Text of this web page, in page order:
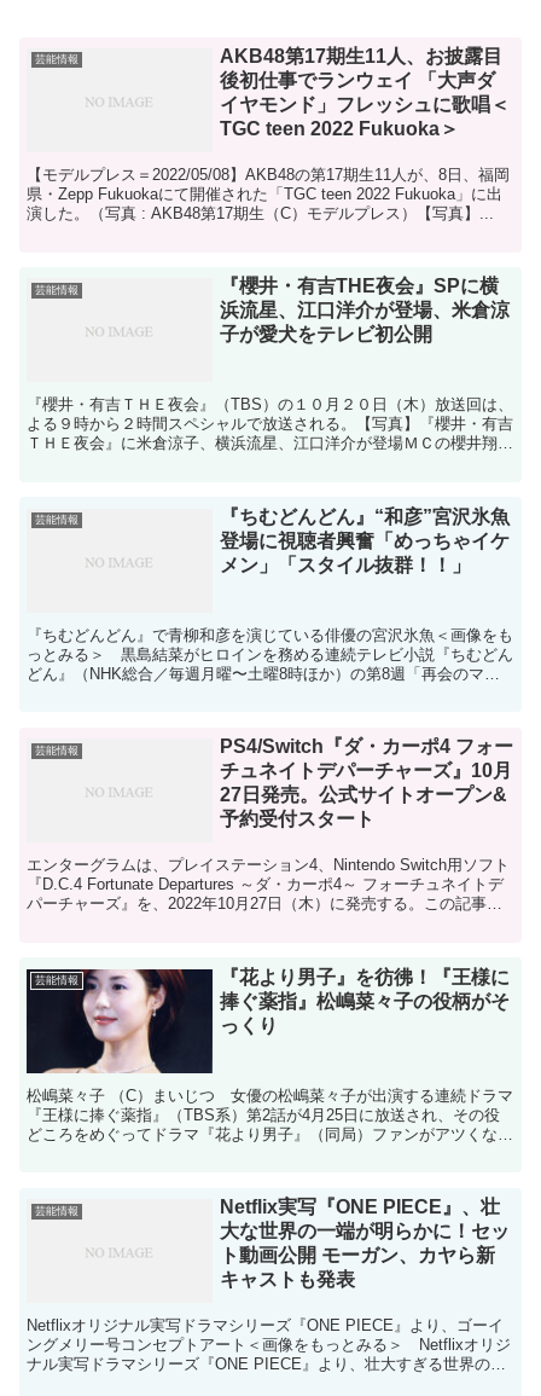
芸能情報
AKB48第17期生11人、お披露目
後初仕事でランウェイ 「大声ダ
イヤモンド」フレッシュに歌唱＜
TGC teen 2022 Fukuoka＞
【モデルプレス＝2022/05/08】AKB48の第17期生11人が、8日、福岡
県・Zepp Fukuokaにて開催された「TGC teen 2022 Fukuoka」に出
演した。（写真 : AKB48第17期生（C）モデルプレス）【写真】...
芸能情報
『櫻井・有吉THE夜会』SPに横
浜流星、江口洋介が登場、米倉涼
子が愛犬をテレビ初公開
『櫻井・有吉ＴＨＥ夜会』（TBS）の１０月２０日（木）放送回は、
よる９時から２時間スペシャルで放送される。【写真】『櫻井・有吉
ＴＨＥ夜会』に米倉涼子、横浜流星、江口洋介が登場ＭＣの櫻井翔と
芸能情報
『ちむどんどん』“和彦”宮沢氷魚
登場に視聴者興奮「めっちゃイケ
メン」「スタイル抜群！！」
『ちむどんどん』で青柳和彦を演じている俳優の宮沢氷魚＜画像をも
っとみる＞ 黒島結菜がヒロインを務める連続テレビ小説『ちむどん
どん』（NHK総合／毎週月曜〜土曜8時ほか）の第8週「再会のマル
芸能情報
PS4/Switch『ダ・カーポ4 フォー
チュネイトデパーチャーズ』10月
27日発売。公式サイトオープン&
予約受付スタート
エンターグラムは、プレイステーション4、Nintendo Switch用ソフト
『D.C.4 Fortunate Departures ～ダ・カーポ4～ フォーチュネイトデ
パーチャーズ』を、2022年10月27日（木）に発売する。この記事の
芸能情報
『花より男子』を彷彿！『王様に
捧ぐ薬指』松嶋菜々子の役柄がそ
っくり
松嶋菜々子 （C）まいじつ 女優の松嶋菜々子が出演する連続ドラマ
『王様に捧ぐ薬指』（TBS系）第2話が4月25日に放送され、その役
どころをめぐってドラマ『花より男子』（同局）ファンがアツくなっ
芸能情報
Netflix実写『ONE PIECE』、壮
大な世界の一端が明らかに！セッ
ト動画公開 モーガン、カヤら新
キャストも発表
Netflixオリジナル実写ドラマシリーズ『ONE PIECE』より、ゴーイ
ングメリー号コンセプトアート＜画像をもっとみる＞ Netflixオリジ
ナル実写ドラマシリーズ『ONE PIECE』より、壮大すぎる世界の誕